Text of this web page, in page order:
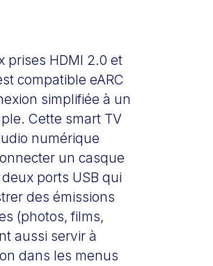
prises HDMI 2.0 et
compatible eARC
simplifiée à un
Cette smart TV
numérique
un casque
ports USB qui
des émissions
(photos, films,
aussi servir à
dans les menus